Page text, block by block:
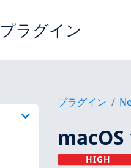
プラグイン
プラグイン
macOS
HIGH